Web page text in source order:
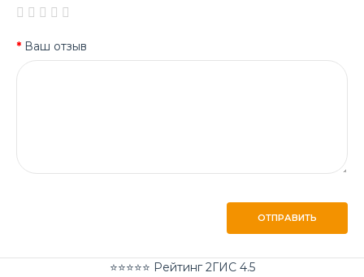
Ваш отзыв
ОТПРАВИТЬ
⭐⭐⭐⭐⭐ Рейтинг 2ГИС 4.5